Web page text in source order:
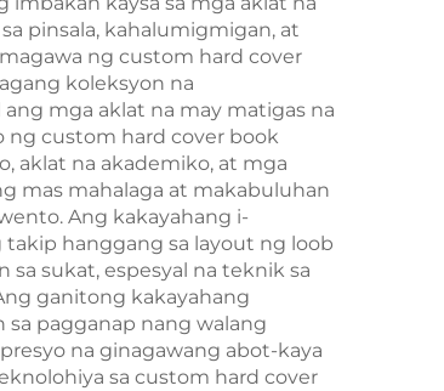
para sa mga
Matatanda at Mag-
asawa
pinsala, kahalumigmigan, at
ng custom hard cover
koleksyon na
mga aklat na may matigas na
custom hard cover book
aklat na akademiko, at mga
mas mahalaga at makabuluhan
Ang kakayahang i-
hanggang sa layout ng loob
sukat, espesyal na teknik sa
ganitong kakayahang
pagganap nang walang
na ginagawang abot-kaya
sa custom hard cover